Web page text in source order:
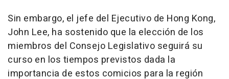
Sin embargo, el jefe del Ejecutivo de Hong Kong,
John Lee, ha sostenido que la elección de los
miembros del Consejo Legislativo seguirá su
curso en los tiempos previstos dada la
importancia de estos comicios para la región